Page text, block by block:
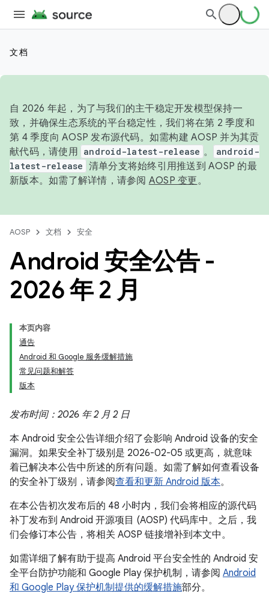
文档
自 2026 年起，为了与我们的主干稳定开发模型保持一
致，并确保生态系统的平台稳定性，我们将在第 2 季度和
第 4 季度向 AOSP 发布源代码。如需构建 AOSP 并为其贡
献代码，请使用 android-latest-release 。
android-
latest-release 清单分支将始终引用推送到 AOSP 的最
新版本。如需了解详情，请参阅 AOSP 变更。
AOSP 文档 安全
Android 安全公告 -
2026 年 2 月
本页内容
通告
Android 和 Google 服务缓解措施
常见问题和解答
版本
发布时间：2026 年 2 月 2 日
本 Android 安全公告详细介绍了会影响 Android 设备的安全
漏洞。如果安全补丁级别是 2026-02-05 或更高，就意味
着已解决本公告中所述的所有问题。如需了解如何查看设备
的安全补丁级别，请参阅查看和更新 Android 版本。
在本公告初次发布后的 48 小时内，我们会将相应的源代码
补丁发布到 Android 开源项目 (AOSP) 代码库中。之后，我
们会修订本公告，将相关 AOSP 链接增补到本文中。
如需详细了解有助于提高 Android 平台安全性的 Android 安
全平台防护功能和 Google Play 保护机制，请参阅 Android
和 Google Play 保护机制提供的缓解措施部分。